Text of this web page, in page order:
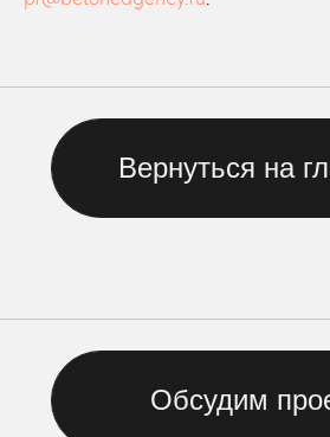
Как нас найти:
Ленинградский пр-т., 36, строение 11.
SOK Рыбаков Тауэр
Телефон
+7 903-534-9974
Политика в отношении обработки
персональных данных